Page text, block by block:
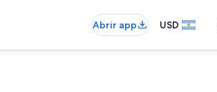
Abrir app USD